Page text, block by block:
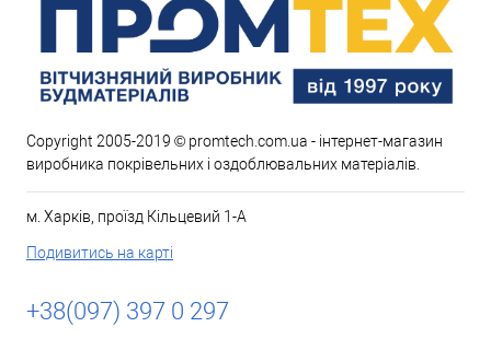
Copyright 2005-2019 © promtech.com.ua - інтернет-магазин
виробника покрівельних і оздоблювальних матеріалів.
м. Харків, проїзд Кільцевий 1-А
Подивитись на карті
+38(097) 397 0 297